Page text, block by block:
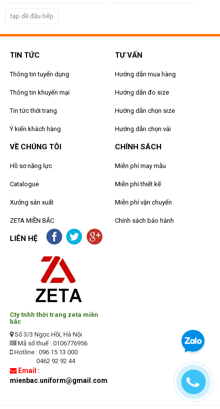
tạp dề đầu bếp
TIN TỨC
Thông tin tuyển dụng
Thông tin khuyến mại
Tin tức thời trang
Ý kiến khách hàng
TƯ VẤN
Hướng dẫn mua hàng
Hướng dẫn đo size
Hướng dẫn chọn size
Hướng dẫn chọn vải
VỀ CHÚNG TÔI
Hồ sơ năng lực
Catalogue
Xưởng sản xuất
ZETA MIỀN BẮC
CHÍNH SÁCH
Miễn phí may mẫu
Miễn phí thiết kế
Miễn phí vận chuyển
Chính sách bảo hành
LIÊN HỆ
Cty tnhh thời trang zeta miền
bắc
Số 3/3 Ngọc Hồi, Hà Nội
Mã số thuế : 0106776956
Hotline : 096 15 13 000
0462 92 92 44
Email :
mienbac.uniform@gmail.com